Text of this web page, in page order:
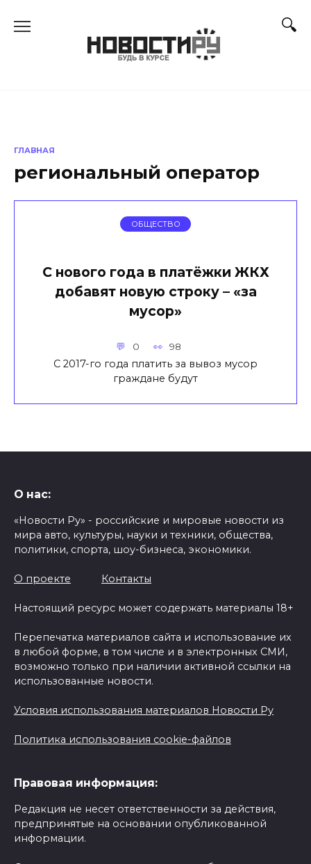
ГЛАВНАЯ
региональный оператор
ОБЩЕСТВО
С нового года в платёжки ЖКХ
добавят новую строку – «за
мусор»
0 98
С 2017-го года платить за вывоз мусор
граждане будут
О нас:
«Новости Ру» - российские и мировые новости из
мира авто, культуры, науки и техники, общества,
политики, спорта, шоу-бизнеса, экономики.
О проекте Контакты
Настоящий ресурс может содержать материалы 18+
Перепечатка материалов сайта и использование их
в любой форме, в том числе и в электронных СМИ,
возможно только при наличии активной ссылки на
использованные новости.
Условия использования материалов Новости Ру
Политика использования cookie-файлов
Правовая информация:
Редакция не несет ответственности за действия,
предпринятые на основании опубликованной
информации.